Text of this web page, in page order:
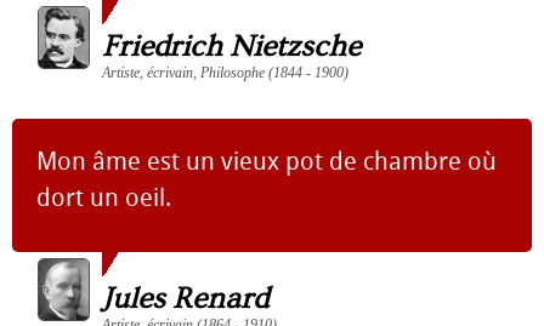
Friedrich Nietzsche
Artiste, écrivain, Philosophe (1844 - 1900)
Mon âme est un vieux pot de chambre où
dort un oeil.
Jules Renard